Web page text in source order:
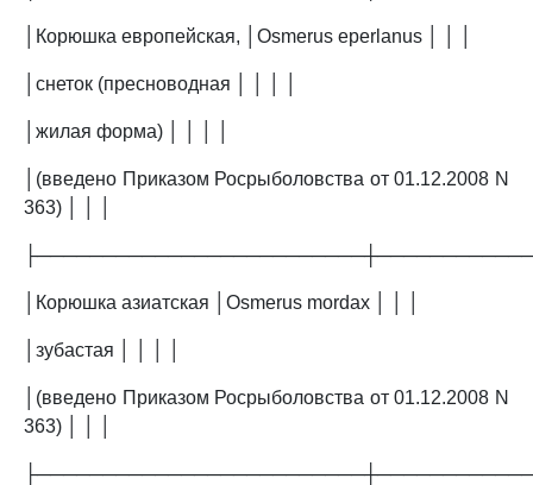
│Корюшка европейская, │Osmerus eperlanus │ │ │
│снеток (пресноводная │ │ │ │
│жилая форма) │ │ │ │
│(введено Приказом Росрыболовства от 01.12.2008 N
363) │ │ │
│Корюшка азиатская │Osmerus mordax │ │ │
│зубастая │ │ │ │
│(введено Приказом Росрыболовства от 01.12.2008 N
363) │ │ │